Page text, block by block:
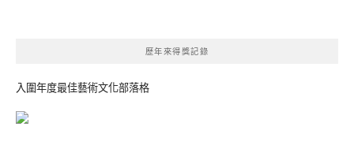
歷年來得獎記錄
入圍年度最佳藝術文化部落格